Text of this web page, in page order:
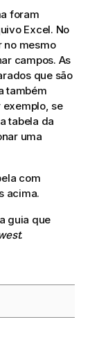
foram
Excel. No
no mesmo
campos. As
que são
também
se
tabela da
uma
com
acima.
guia que
.